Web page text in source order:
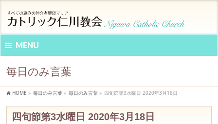
MENU
毎日のみ言葉
HOME » 毎日のみ言葉 » 毎日のみ言葉 » 四旬節第3水曜日 2020年3月18日
四旬節第3水曜日 2020年3月18日